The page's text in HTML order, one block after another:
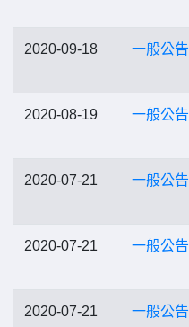
2020-09-18 一般公告
2020-08-19 一般公告
2020-07-21 一般公告
2020-07-21 一般公告
2020-07-21 一般公告